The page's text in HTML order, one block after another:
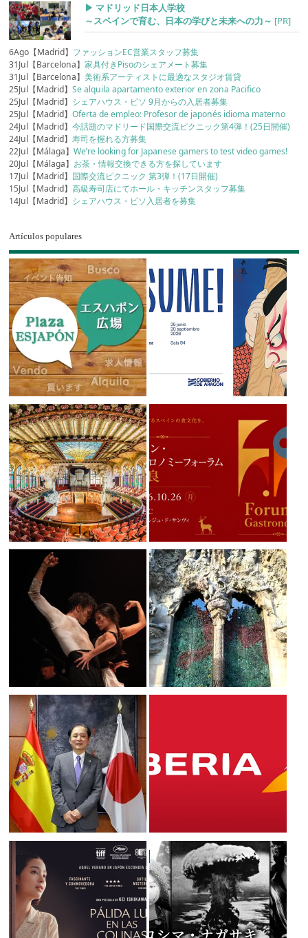
▶︎ マドリッド日本人学校
～スペインで育む、日本の学びと未来への力～ [PR]
6Ago【Madrid】 ファッションEC営業スタッフ募集
31Jul【Barcelona】家具付きPisoのシェアメート募集
31Jul【Barcelona】美術系アーティストに最適なスタジオ賃貸
25Jul【Madrid】Se alquila apartamento exterior en zona Pacifico
25Jul【Madrid】 シェアハウス・ピソ 9月からの入居者募集
25Jul【Madrid】Oferta de empleo: Profesor de japonés idioma materno
24Jul【Madrid】今話題のマドリード国際交流ピクニック第4弾！(25日開催)
24Jul【Madrid】寿司を握れる方募集
22Jul【Málaga】We’re looking for Japanese gamers to test video games!
20Jul【Málaga】 お茶・情報交換できる方を探しています
17Jul【Madrid】 国際交流ピクニック 第3弾！(17日開催)
15Jul【Madrid】高級寿司店にてホール・キッチンスタッフ募集
14Jul【Madrid】 シェアハウス・ピソ入居者を募集
Artículos populares